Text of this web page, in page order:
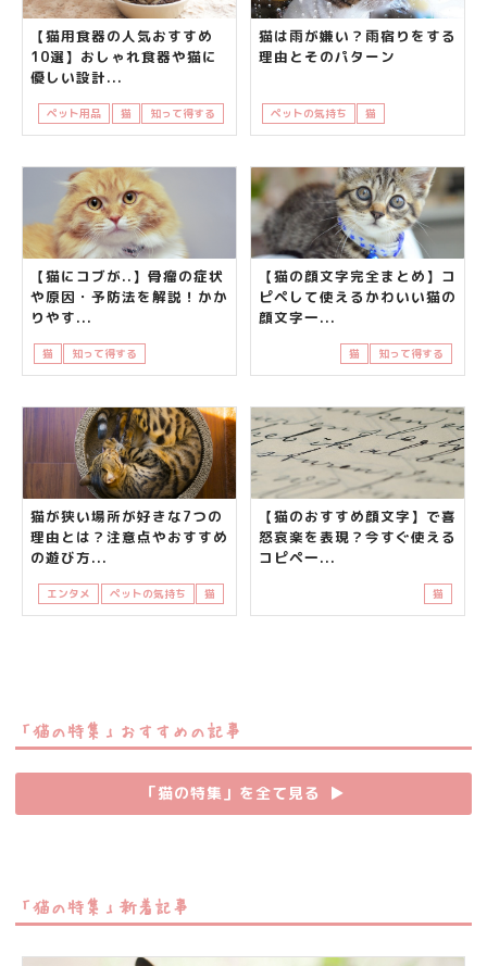
【猫用食器の人気おすすめ
10選】おしゃれ食器や猫に
優しい設計...
ペット用品 猫 知って得する
猫は雨が嫌い？雨宿りをする
理由とそのパターン
ペットの気持ち 猫
【猫にコブが..】骨瘤の症状
や原因・予防法を解説！かか
りやす...
猫 知って得する
【猫の顔文字完全まとめ】コ
ピペして使えるかわいい猫の
顔文字一...
猫 知って得する
猫が狭い場所が好きな7つの
理由とは？注意点やおすすめ
の遊び方...
エンタメ ペットの気持ち 猫
【猫のおすすめ顔文字】で喜
怒哀楽を表現？今すぐ使える
コピペ一...
猫
「猫の特集」おすすめの記事
「猫の特集」を全て見る ▶︎
「猫の特集」新着記事